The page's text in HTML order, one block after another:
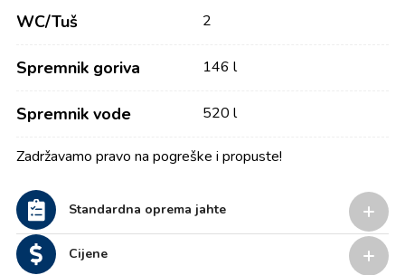
WC/Tuš 2
Spremnik goriva 146 l
Spremnik vode 520 l
Zadržavamo pravo na pogreške i propuste!
Standardna oprema jahte
Cijene